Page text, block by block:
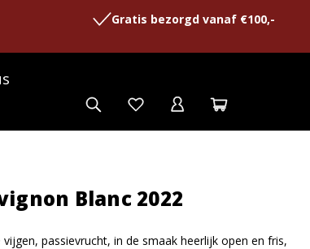
Gratis bezorgd vanaf €100,-
Blanc 2022
passievrucht, in de smaak heerlijk open en fris,